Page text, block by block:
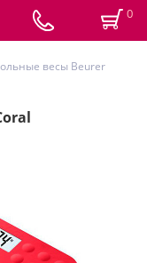
0
весы Beurer